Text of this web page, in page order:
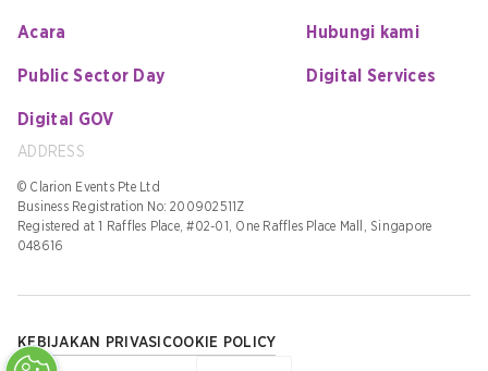
Acara
Public Sector Day
Digital GOV
Hubungi kami
Digital Services
ADDRESS
© Clarion Events Pte Ltd
Business Registration No: 200902511Z
Registered at 1 Raffles Place, #02-01, One Raffles Place Mall, Singapore
048616
KEBIJAKAN PRIVASI COOKIE POLICY